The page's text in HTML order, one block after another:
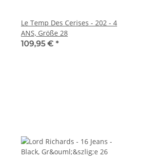
Le Temp Des Cerises - 202 - 4
ANS, Größe 28
109,95 € *